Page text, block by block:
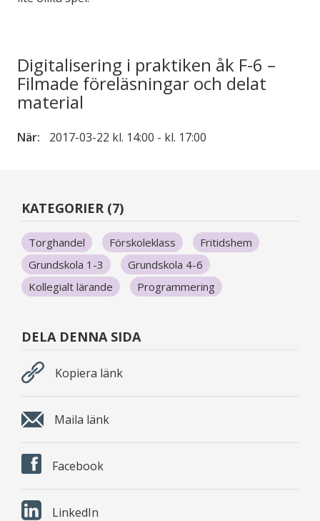
Digitalisering i praktiken åk F-6 –
Filmade föreläsningar och delat
material
När: 2017-03-22 kl. 14:00 - kl. 17:00
KATEGORIER (7)
Torghandel Förskoleklass
Fritidshem
Grundskola 1-3
Grundskola 4-6
Kollegialt lärande
Programmering
DELA DENNA SIDA
Kopiera länk
Maila länk
Facebook
LinkedIn